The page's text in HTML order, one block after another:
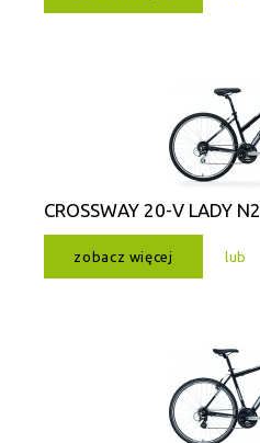
CROSSWAY 20-V LADY N2
zobacz więcej lub